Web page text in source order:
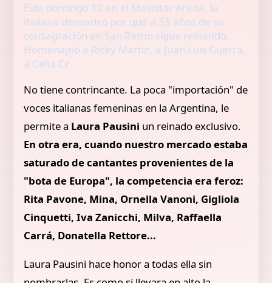
Este domingo 12 en el Movistar Arena, la
italiana demostró por qué a 33 años de su
consagración en San Remo sigue reinando.
Homenajeó a Ricky Martin, a Juan Luis Guerra,
a Celia Cr
No tiene contrincante. La poca "importación" de
voces italianas femeninas en la Argentina, le
permite a Laura Pausini un reinado exclusivo.
En otra era, cuando nuestro mercado estaba
saturado de cantantes provenientes de la
"bota de Europa", la competencia era feroz:
Rita Pavone, Mina, Ornella Vanoni, Gigliola
Cinquetti, Iva Zanicchi, Milva, Raffaella
Carrá, Donatella Rettore...
Laura Pausini hace honor a todas ella sin